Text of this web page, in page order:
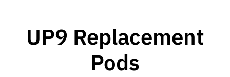
UP9 Replacement
Pods